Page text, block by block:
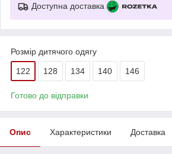
Доступна доставка
Розмір дитячого одягу
122 128 134 140 146
Готово до відправки
Опис Характеристики Доставка